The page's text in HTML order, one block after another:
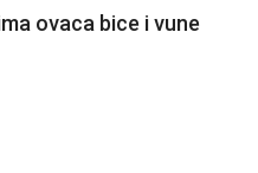
ovaca bice i vune